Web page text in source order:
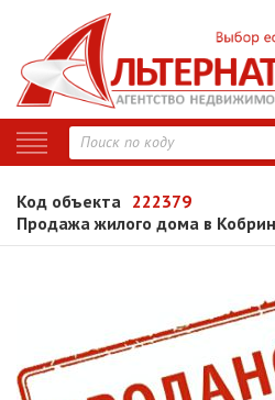
Код объекта 222379
Продажа жилого дома в